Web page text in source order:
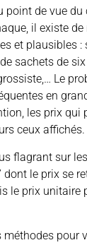
point de vue
il existe
et plausibles :
sachets de
Le
en
les prix qui
ceux affichés.
flagrant sur
dont le prix se
le prix unitaire
méthodes pour